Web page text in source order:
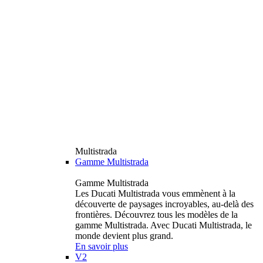
Multistrada
Gamme Multistrada
Gamme Multistrada
Les Ducati Multistrada vous emmènent à la
découverte de paysages incroyables, au-delà des
frontières. Découvrez tous les modèles de la
gamme Multistrada. Avec Ducati Multistrada, le
monde devient plus grand.
En savoir plus
V2